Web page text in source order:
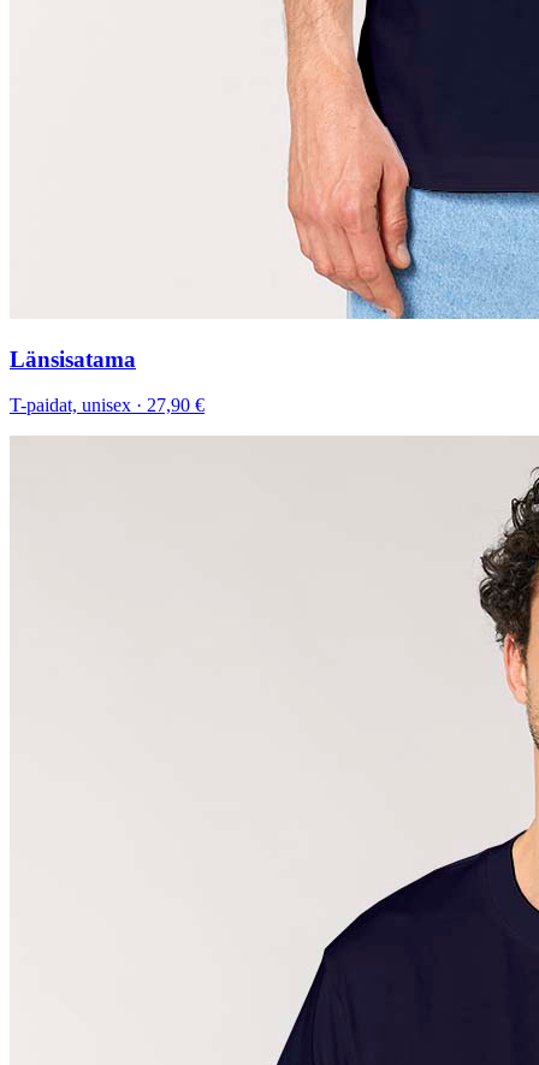
Länsisatama
T-paidat, unisex · 27,90 €